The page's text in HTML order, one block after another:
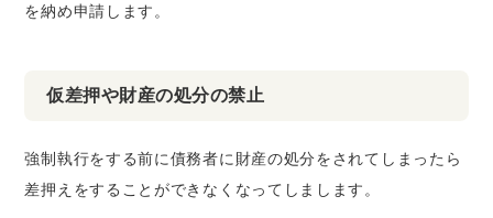
を納め申請します。
仮差押や財産の処分の禁止
強制執行をする前に債務者に財産の処分をされてしまったら
差押えをすることができなくなってしまします。